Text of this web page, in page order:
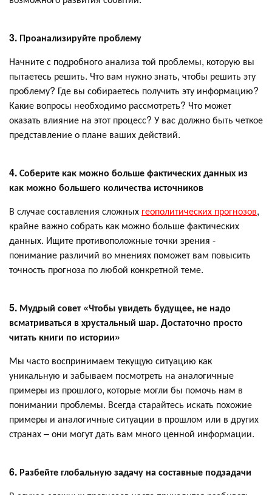
3. Проанализируйте проблему
Начните с подробного анализа той проблемы, которую вы
пытаетесь решить. Что вам нужно знать, чтобы решить эту
проблему? Где вы собираетесь получить эту информацию?
Какие вопросы необходимо рассмотреть? Что может
оказать влияние на этот процесс? У вас должно быть четкое
представление о плане ваших действий.
4. Соберите как можно больше фактических данных из
как можно большего количества источников
В случае составления сложных геополитических прогнозов,
крайне важно собрать как можно больше фактических
данных. Ищите противоположные точки зрения -
понимание различий во мнениях поможет вам повысить
точность прогноза по любой конкретной теме.
5. Мудрый совет «Чтобы увидеть будущее, не надо
всматриваться в хрустальный шар. Достаточно просто
читать книги по истории»
Мы часто воспринимаем текущую ситуацию как
уникальную и забываем посмотреть на аналогичные
примеры из прошлого, которые могли бы помочь нам в
понимании проблемы. Всегда старайтесь искать похожие
примеры и аналогичные ситуации в прошлом или в других
странах – они могут дать вам много ценной информации.
6. Разбейте глобальную задачу на составные подзадачи